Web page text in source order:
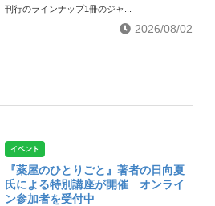
刊行のラインナップ1冊のジャ...
2026/08/02
イベント
『薬屋のひとりごと』著者の日向夏
氏による特別講座が開催 オンライ
ン参加者を受付中